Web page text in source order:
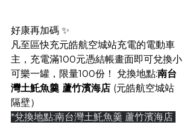
好康再加碼 ✨
凡至區快充元皓航空城站充電的電動車
主，充電滿100元憑結帳畫面即可兌換小
可樂一罐，限量100份！ 兌換地點:南台
灣土魠魚羹 蘆竹濱海店 (元皓航空城站
隔壁）
*兌換地點:南台灣土魠魚羹 蘆竹濱海店